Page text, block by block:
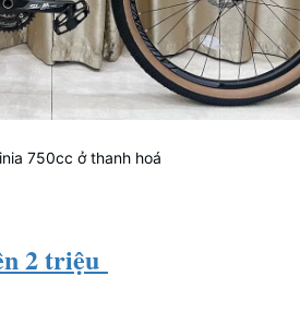
750cc ở thanh hoá
2 triệu